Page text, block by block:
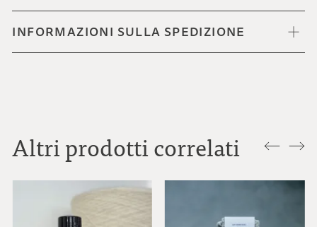
INFORMAZIONI SULLA SPEDIZIONE
Altri prodotti correlati